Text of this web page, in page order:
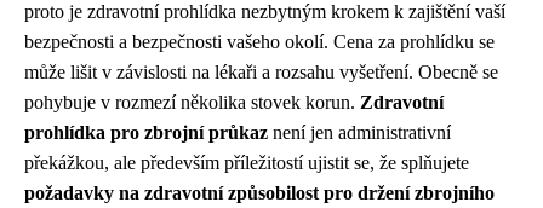
proto je zdravotní prohlídka nezbytným krokem k zajištění vaší
bezpečnosti a bezpečnosti vašeho okolí. Cena za prohlídku se
může lišit v závislosti na lékaři a rozsahu vyšetření. Obecně se
pohybuje v rozmezí několika stovek korun. Zdravotní
prohlídka pro zbrojní průkaz není jen administrativní
překážkou, ale především příležitostí ujistit se, že splňujete
požadavky na zdravotní způsobilost pro držení zbrojního